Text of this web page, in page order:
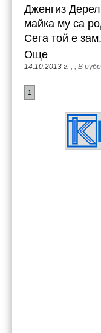
Джeнгиз
майка му са
Сега той е
14.10.2013 г. , , В
Още
1